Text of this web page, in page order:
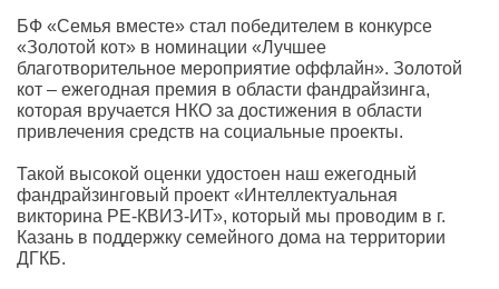
БФ «Семья вместе» стал победителем в конкурсе
«Золотой кот» в номинации «Лучшее
благотворительное мероприятие оффлайн». Золотой
кот – ежегодная премия в области фандрайзинга,
которая вручается НКО за достижения в области
привлечения средств на социальные проекты.
Такой высокой оценки удостоен наш ежегодный
фандрайзинговый проект «Интеллектуальная
викторина РЕ-КВИЗ-ИТ», который мы проводим в г.
Казань в поддержку семейного дома на территории
ДГКБ.